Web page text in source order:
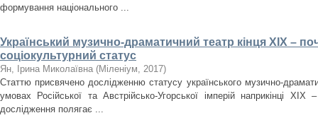
формування національного ...
Український музично-драматичний театр кінця ХІХ –
соціокультурний статус
Ян, Ірина Миколаївна (Міленіум, 2017)
Статтю присвячено дослідженню статусу українського музично-
умовах Російської та Австрійсько-Угорської імперій наприкінці
дослідження полягає ...